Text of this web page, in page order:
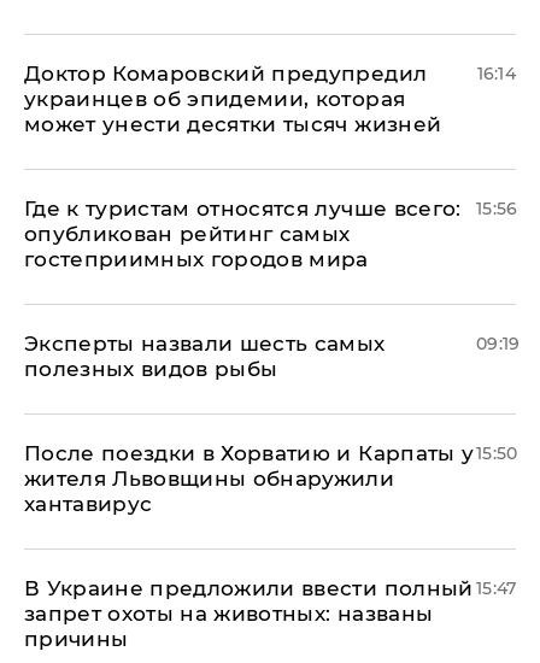
Доктор Комаровский предупредил
украинцев об эпидемии, которая
может унести десятки тысяч жизней
16:14
Где к туристам относятся лучше всего:
опубликован рейтинг самых
гостеприимных городов мира
15:56
Эксперты назвали шесть самых
полезных видов рыбы
09:19
После поездки в Хорватию и Карпаты у
жителя Львовщины обнаружили
хантавирус
15:50
В Украине предложили ввести полный
запрет охоты на животных: названы
причины
15:47